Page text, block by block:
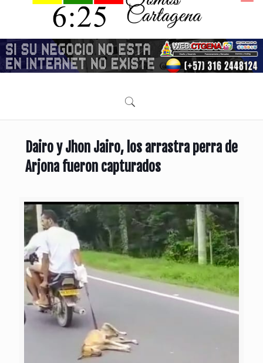
Dairo y Jhon Jairo, los arrastra perra de
Arjona fueron capturados